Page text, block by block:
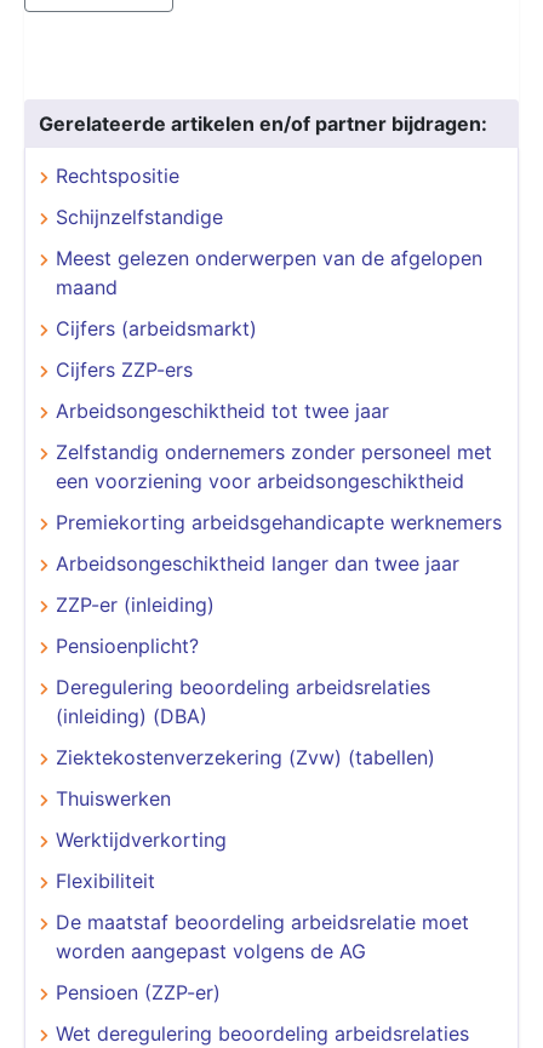
Gerelateerde artikelen en/of partner bijdragen:
Rechtspositie
Schijnzelfstandige
Meest gelezen onderwerpen van de afgelopen
maand
Cijfers (arbeidsmarkt)
Cijfers ZZP-ers
Arbeidsongeschiktheid tot twee jaar
Zelfstandig ondernemers zonder personeel met
een voorziening voor arbeidsongeschiktheid
Premiekorting arbeidsgehandicapte werknemers
Arbeidsongeschiktheid langer dan twee jaar
ZZP-er (inleiding)
Pensioenplicht?
Deregulering beoordeling arbeidsrelaties
(inleiding) (DBA)
Ziektekostenverzekering (Zvw) (tabellen)
Thuiswerken
Werktijdverkorting
Flexibiliteit
De maatstaf beoordeling arbeidsrelatie moet
worden aangepast volgens de AG
Pensioen (ZZP-er)
Wet deregulering beoordeling arbeidsrelaties